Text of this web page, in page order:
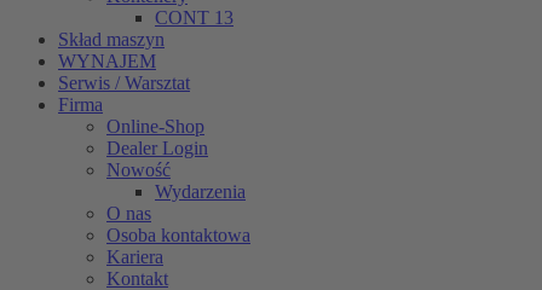
CONT 13
Skład maszyn
WYNAJEM
Serwis / Warsztat
Firma
Online-Shop
Dealer Login
Nowość
Wydarzenia
O nas
Osoba kontaktowa
Kariera
Kontakt